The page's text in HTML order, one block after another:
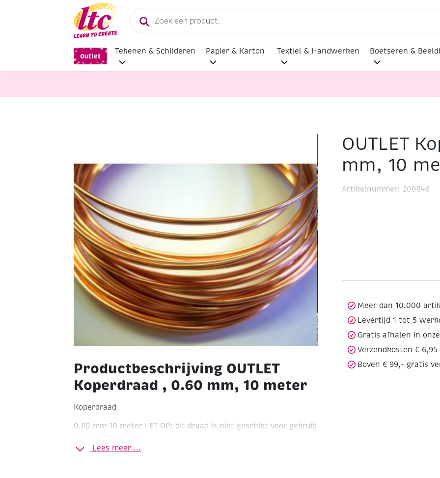
Producten
zoeken
Outlet
Tekenen & Schilderen Papier & Karton Textiel & Handwerken Boetseren &
Productbeschrijving OUTLET
Koperdraad , 0.60 mm, 10 meter
Koperdraad
0.60 mm 10 meter LET OP: dit draad is niet geschikt voor gebruik
Lees meer ...
OUTLET
mm, 10
Artikelnummer: 200646
Meer dan 10.000
Levertijd 1 tot 5
Gratis afhalen in
Verzendkosten € 6,95
Boven € 99,- gratis